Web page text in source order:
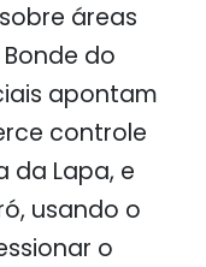
áreas
do
apontam
controle
da Lapa, e
usando o
o